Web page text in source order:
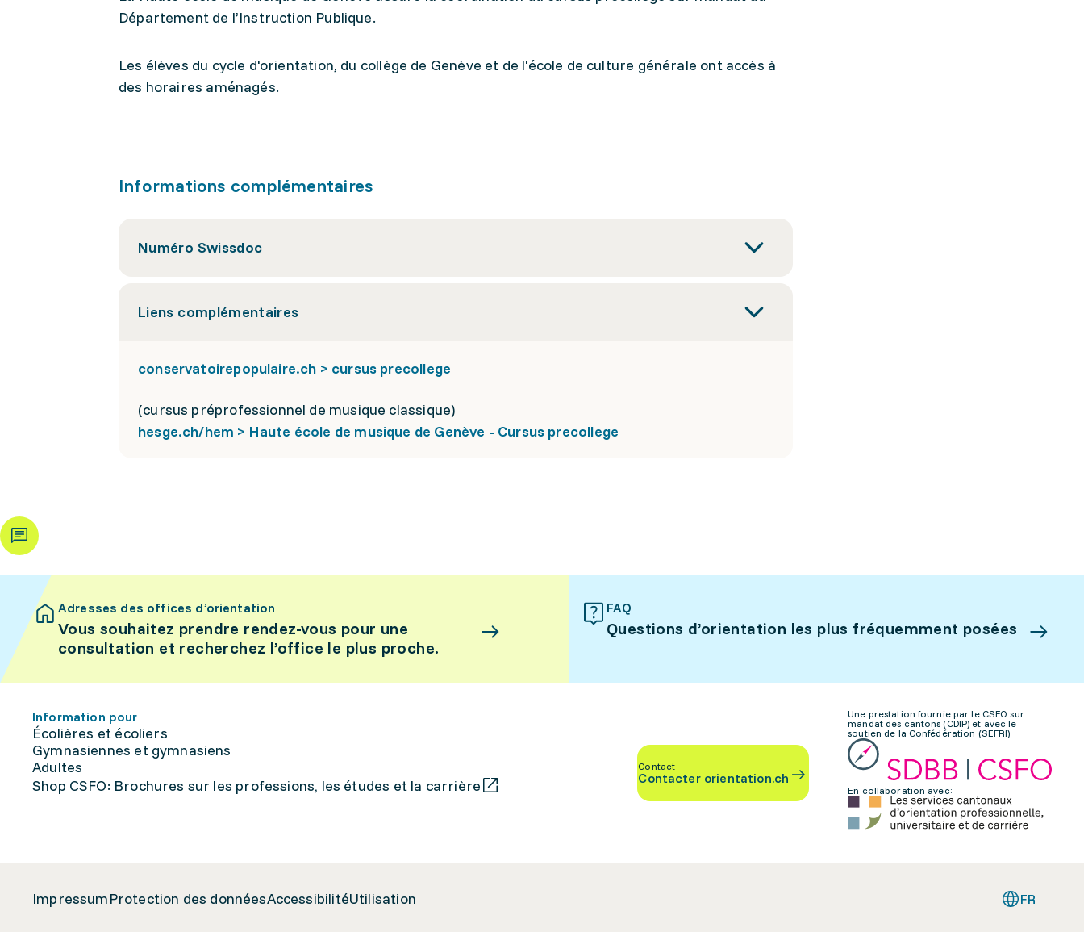
Département de l’Instruction Publique.
Les élèves du cycle d'orientation, du collège de Genève et de l'école de culture générale ont accès à
des horaires aménagés.
Informations complémentaires
Numéro Swissdoc
Liens complémentaires
conservatoirepopulaire.ch > cursus precollege
(cursus préprofessionnel de musique classique)
hesge.ch/hem > Haute école de musique de Genève - Cursus precollege
Adresses des offices d’orientation
Vous souhaitez prendre rendez-vous pour une
consultation et recherchez l’office le plus proche.
FAQ
Questions d’orientation les plus fréquemment posées
Information pour
Écolières et écoliers
Gymnasiennes et gymnasiens
Adultes
Shop CSFO: Brochures sur les professions, les études et la carrière
Contact
Contacter orientation.ch
Une prestation fournie par le CSFO sur
mandat des cantons (CDIP) et avec le
soutien de la Confédération (SEFRI)
En collaboration avec:
ImpressumProtection des donnéesAccessibilitéUtilisation FR